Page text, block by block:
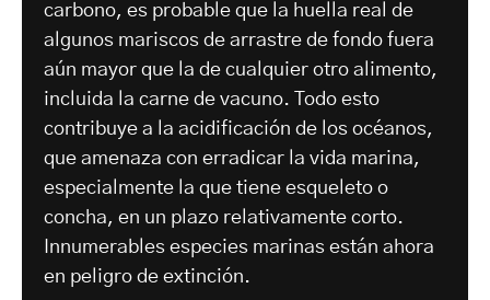
carbono, es probable que la huella real de
algunos mariscos de arrastre de fondo fuera
aún mayor que la de cualquier otro alimento,
incluida la carne de vacuno. Todo esto
contribuye a la acidificación de los océanos,
que amenaza con erradicar la vida marina,
especialmente la que tiene esqueleto o
concha, en un plazo relativamente corto.
Innumerables especies marinas están ahora
en peligro de extinción.